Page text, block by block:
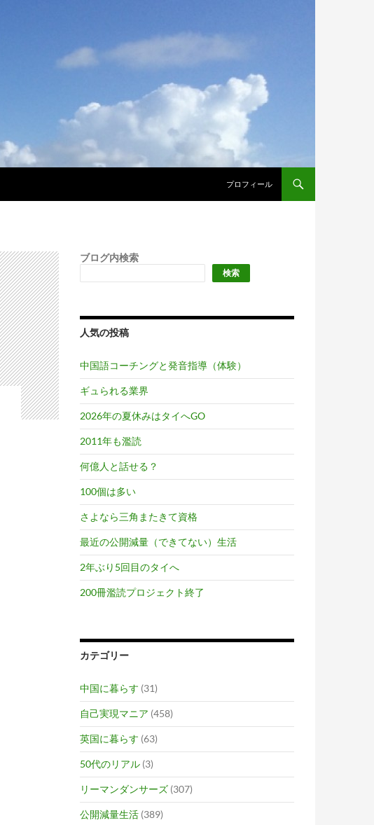
プロフィール
ブログ内検索
検索
人気の投稿
中国語コーチングと発音指導（体験）
ギュられる業界
2026年の夏休みはタイへGO
2011年も濫読
何億人と話せる？
100個は多い
さよなら三角またきて資格
最近の公開減量（できてない）生活
2年ぶり5回目のタイへ
200冊濫読プロジェクト終了
カテゴリー
中国に暮らす (31)
自己実現マニア (458)
英国に暮らす (63)
50代のリアル (3)
リーマンダンサーズ (307)
公開減量生活 (389)